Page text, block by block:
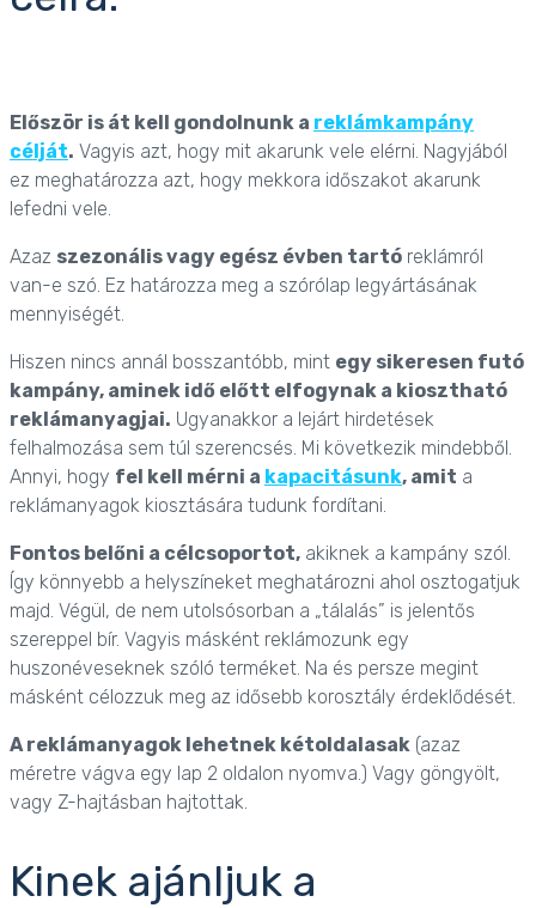
Először is át kell gondolnunk a reklámkampány
célját. Vagyis azt, hogy mit akarunk vele elérni. Nagyjából
ez meghatározza azt, hogy mekkora időszakot akarunk
lefedni vele.
Azaz szezonális vagy egész évben tartó reklámról
van-e szó. Ez határozza meg a szórólap legyártásának
mennyiségét.
Hiszen nincs annál bosszantóbb, mint egy sikeresen futó
kampány, aminek idő előtt elfogynak a kiosztható
reklámanyagjai. Ugyanakkor a lejárt hirdetések
felhalmozása sem túl szerencsés. Mi következik mindebből.
Annyi, hogy fel kell mérni a kapacitásunk, amit a
reklámanyagok kiosztására tudunk fordítani.
Fontos belőni a célcsoportot, akiknek a kampány szól.
Így könnyebb a helyszíneket meghatározni ahol osztogatjuk
majd. Végül, de nem utolsósorban a „tálalás” is jelentős
szereppel bír. Vagyis másként reklámozunk egy
huszonéveseknek szóló terméket. Na és persze megint
másként célozzuk meg az idősebb korosztály érdeklődését.
Areklámanyagok lehetnek kétoldalasak (azaz
méretre vágva egy lap 2 oldalon nyomva.) Vagy göngyölt,
vagy Z-hajtásban hajtottak.
Kinek ajánljuk a